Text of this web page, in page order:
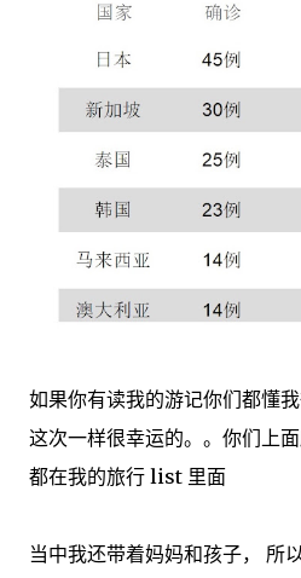
如果你有读我的游记你们都懂
这次一样很幸运的。。你们上
都在我的旅行 list 里面
当中我还带着妈妈和孩子， 所